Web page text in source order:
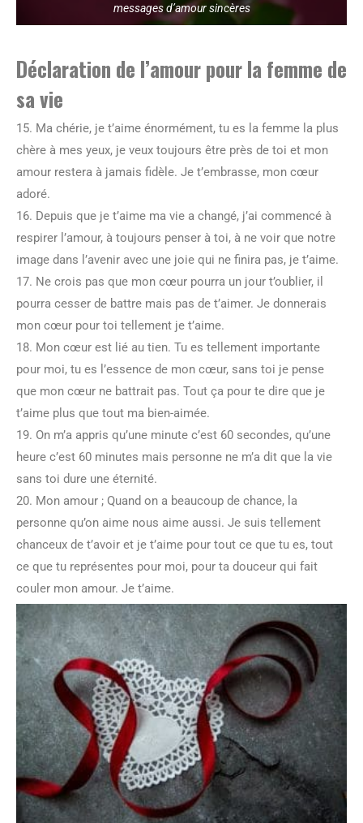
messages d’amour sincères
Déclaration de l’amour pour la femme de
sa vie
15. Ma chérie, je t’aime énormément, tu es la femme la plus
chère à mes yeux, je veux toujours être près de toi et mon
amour restera à jamais fidèle. Je t’embrasse, mon cœur
adoré.
16. Depuis que je t’aime ma vie a changé, j’ai commencé à
respirer l’amour, à toujours penser à toi, à ne voir que notre
image dans l’avenir avec une joie qui ne finira pas, je t’aime.
17. Ne crois pas que mon cœur pourra un jour t’oublier, il
pourra cesser de battre mais pas de t’aimer. Je donnerais
mon cœur pour toi tellement je t’aime.
18. Mon cœur est lié au tien. Tu es tellement importante
pour moi, tu es l’essence de mon cœur, sans toi je pense
que mon cœur ne battrait pas. Tout ça pour te dire que je
t’aime plus que tout ma bien-aimée.
19. On m’a appris qu’une minute c’est 60 secondes, qu’une
heure c’est 60 minutes mais personne ne m’a dit que la vie
sans toi dure une éternité.
20. Mon amour ; Quand on a beaucoup de chance, la
personne qu’on aime nous aime aussi. Je suis tellement
chanceux de t’avoir et je t’aime pour tout ce que tu es, tout
ce que tu représentes pour moi, pour ta douceur qui fait
couler mon amour. Je t’aime.